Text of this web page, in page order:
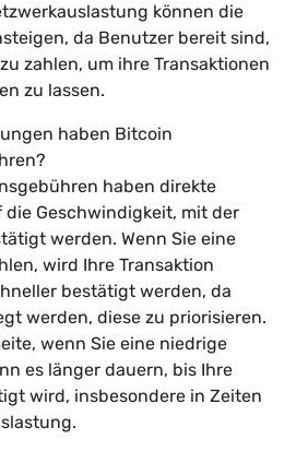
können die
da Benutzer bereit sind,
zahlen, um ihre Transaktionen
zu lassen.
haben Bitcoin
haben direkte
Geschwindigkeit, mit der
werden. Wenn Sie eine
wird Ihre Transaktion
bestätigt werden, da
werden, diese zu priorisieren.
wenn Sie eine niedrige
es länger dauern, bis Ihre
wird, insbesondere in Zeiten